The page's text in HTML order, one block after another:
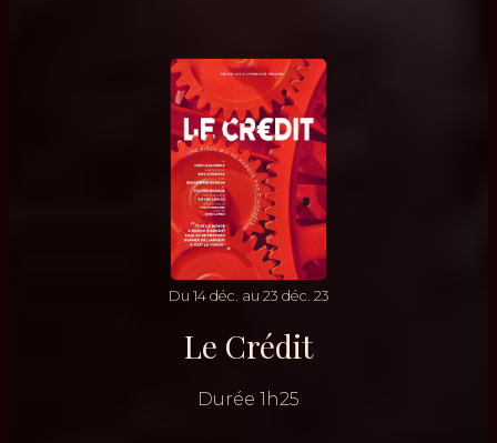
Du 14 déc. au 23 déc. 23
Le Crédit
Durée 1h25